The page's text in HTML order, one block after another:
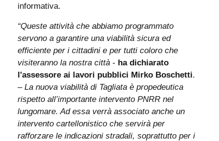
informativa.
“Queste attività che abbiamo programmato
servono a garantire una viabilità sicura ed
efficiente per i cittadini e per tutti coloro che
visiteranno la nostra città - ha dichiarato
l'assessore ai lavori pubblici Mirko Boschetti.
– La nuova viabilità di Tagliata è propedeutica
rispetto all’importante intervento PNRR nel
lungomare. Ad essa verrà associato anche un
intervento cartellonistico che servirà per
rafforzare le indicazioni stradali, soprattutto per i